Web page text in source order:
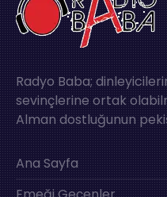
Radyo Baba;
sevinçlerine ortak
Alman dostluğunun
Ana Sayfa